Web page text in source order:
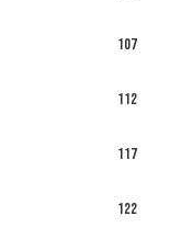
107
112
117
122